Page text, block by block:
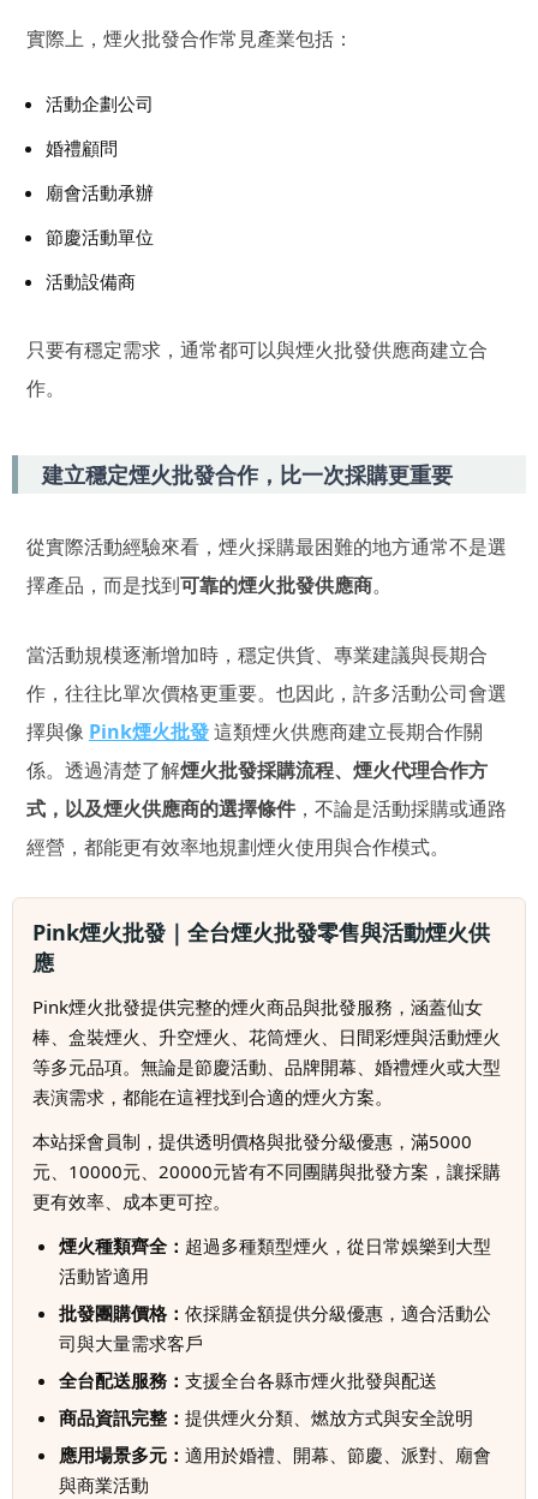
實際上，煙火批發合作常見產業包括：
活動企劃公司
婚禮顧問
廟會活動承辦
節慶活動單位
活動設備商
只要有穩定需求，通常都可以與煙火批發供應商建立合
作。
建立穩定煙火批發合作，比一次採購更重要
從實際活動經驗來看，煙火採購最困難的地方通常不是選
擇產品，而是找到可靠的煙火批發供應商。
當活動規模逐漸增加時，穩定供貨、專業建議與長期合
作，往往比單次價格更重要。也因此，許多活動公司會選
擇與像 Pink煙火批發這類煙火供應商建立長期合作關
係。透過清楚了解煙火批發採購流程、煙火代理合作方
式，以及煙火供應商的選擇條件，不論是活動採購或通路
經營，都能更有效率地規劃煙火使用與合作模式。
Pink煙火批發｜全台煙火批發零售與活動煙火供
應
Pink煙火批發提供完整的煙火商品與批發服務，涵蓋仙女
棒、盒裝煙火、升空煙火、花筒煙火、日間彩煙與活動煙火
等多元品項。無論是節慶活動、品牌開幕、婚禮煙火或大型
表演需求，都能在這裡找到合適的煙火方案。
本站採會員制，提供透明價格與批發分級優惠，滿5000
元、10000元、20000元皆有不同團購與批發方案，讓採購
更有效率、成本更可控。
煙火種類齊全： 超過多種類型煙火，從日常娛樂到大型
活動皆適用
批發團購價格： 依採購金額提供分級優惠，適合活動公
司與大量需求客戶
全台配送服務： 支援全台各縣市煙火批發與配送
商品資訊完整： 提供煙火分類、燃放方式與安全說明
應用場景多元： 適用於婚禮、開幕、節慶、派對、廟會
與商業活動